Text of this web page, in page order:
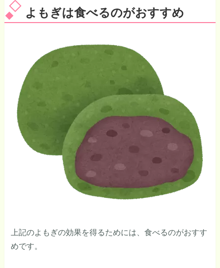
よもぎは食べるのがおすすめ
上記のよもぎの効果を得るためには、食べるのがおすす
めです。